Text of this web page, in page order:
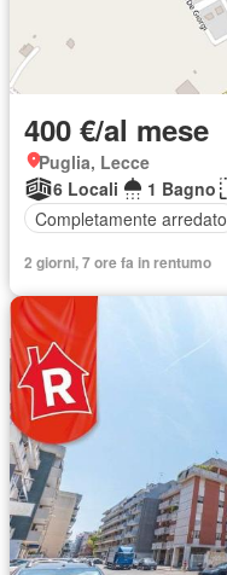
400 €/al mese
Puglia, Lecce
6 Locali
1 Bagno
Completamente arredato
2 giorni, 7 ore fa in rentumo